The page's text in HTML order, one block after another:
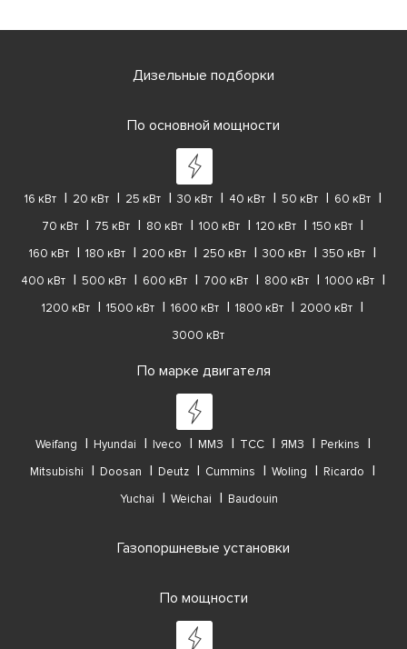
Дизельные подборки
По основной мощности
16 кВт 20 кВт 25 кВт 30 кВт 40 кВт 50 кВт
60 кВт
70 кВт
75 кВт 80 кВт 100 кВт 120 кВт
150 кВт
160 кВт
180 кВт 200 кВт 250 кВт 300 кВт
350 кВт
400 кВт
500 кВт 600 кВт 700 кВт 800 кВт
1000 кВт
1200 кВт
1500 кВт 1600 кВт 1800 кВт
2000 кВт
3000 кВт
По марке двигателя
Weifang Hyundai Iveco ММЗ ТСС ЯМЗ
Perkins
Mitsubishi
Doosan Deutz Cummins Woling
Ricardo
Yuchai
Weichai Baudouin
Газопоршневые установки
По мощности